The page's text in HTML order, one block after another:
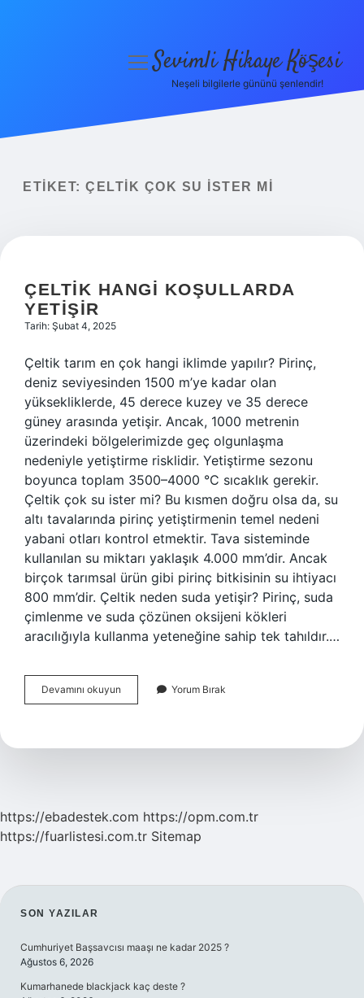
Yasal Uyarı
menüyüSevimli Hikaye Köşesi
Neşeli bilgilerle gününü şenlendir!
ETIKET: ÇELTIK ÇOK SU ISTER MI
ÇELTIK HANGI KOŞULLARDA
YETIŞIR
Tarih: Şubat 4, 2025
Çeltik tarım en çok hangi iklimde yapılır? Pirinç,
deniz seviyesinden 1500 m’ye kadar olan
yüksekliklerde, 45 derece kuzey ve 35 derece
güney arasında yetişir. Ancak, 1000 metrenin
üzerindeki bölgelerimizde geç olgunlaşma
nedeniyle yetiştirme risklidir. Yetiştirme sezonu
boyunca toplam 3500–4000 °C sıcaklık gerekir.
Çeltik çok su ister mi? Bu kısmen doğru olsa da, su
altı tavalarında pirinç yetiştirmenin temel nedeni
yabani otları kontrol etmektir. Tava sisteminde
kullanılan su miktarı yaklaşık 4.000 mm’dir. Ancak
birçok tarımsal ürün gibi pirinç bitkisinin su ihtiyacı
800 mm’dir. Çeltik neden suda yetişir? Pirinç, suda
çimlenme ve suda çözünen oksijeni kökleri
aracılığıyla kullanma yeteneğine sahip tek tahıldır.…
Devamını okuyun
Hangi
Yorum Bırak
https://ebadestek.com https://opm.com.tr
https://fuarlistesi.com.tr Sitemap
SIDEBAR
SON YAZILAR
Cumhuriyet Başsavcısı maaşı ne kadar 2025 ?
Ağustos 6, 2026
Kumarhanede blackjack kaç deste ?